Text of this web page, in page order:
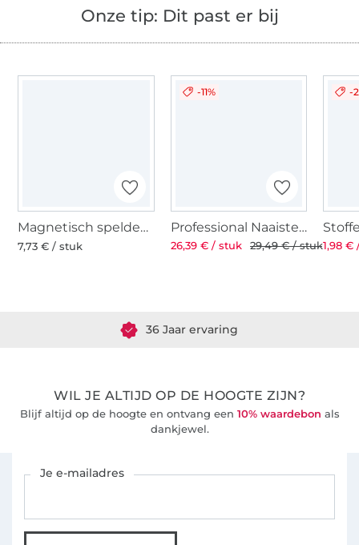
Onze tip: Dit past er bij
Magnetisch speldenkussen
7,73 € / stuk
-11%
Professional Naaistersschaar ST 8'' 21 cm
26,39 € / stuk 29,49 € / stuk
-
1,98 €
36 Jaar ervaring
WIL JE ALTIJD OP DE HOOGTE ZIJN?
Blijf altijd op de hoogte en ontvang een 10% waardebon als
dankjewel.
Je e-mailadres